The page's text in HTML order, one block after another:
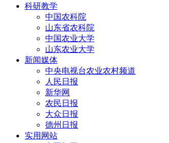
科研教学
中国农科院
山东省农科院
中国农业大学
山东农业大学
新闻媒体
中央电视台农业农村频道
人民日报
新华网
农民日报
大众日报
德州日报
实用网站